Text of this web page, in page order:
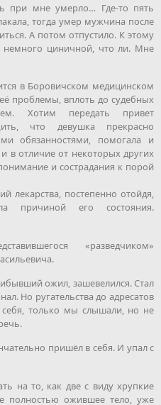
при мне умерло… Где-то пять
тогда умер мужчина после
А потом отпустило. К этому
циничной, что ли. Мне
в Боровичском медицинском
проблемы, вплоть до судебных
Хотим передать привет
что девушка прекрасно
обязанностями, помогала и
в отличие от некоторых других
и сострадания к порой
лекарства, постепенно отойдя,
причиной его состояния.
«разведчиком»
ожил, зашевелился. Стал
Но ругательства до адресатов
себя, только мы слышали, но не
пришёл в себя. И упал с
на то, как две с виду хрупкие
полностью ожившее тело, уже